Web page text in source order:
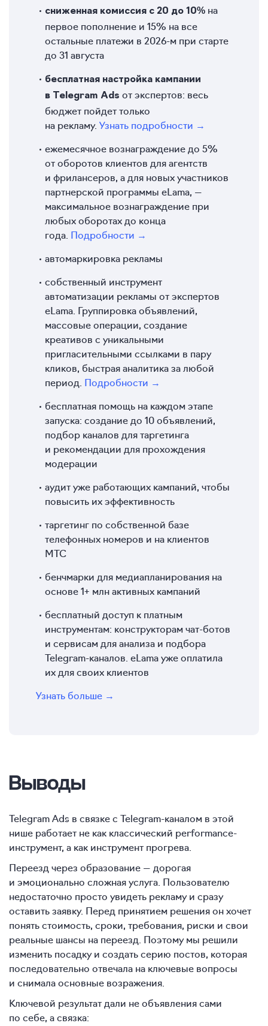
сниженная комиссия с 20 до 10% на
первое пополнение и 15% на все
остальные платежи в 2026-м при старте
до 31 августа
бесплатная настройка кампании
в Telegram Ads от экспертов: весь
бюджет пойдет только
на рекламу. Узнать подробности →
ежемесячное вознаграждение до 5%
от оборотов клиентов для агентств
и фрилансеров, а для новых участников
партнерской программы eLama, —
максимальное вознаграждение при
любых оборотах до конца
года. Подробности →
автомаркировка рекламы
собственный инструмент
автоматизации рекламы от экспертов
eLama. Группировка объявлений,
массовые операции, создание
креативов с уникальными
пригласительными ссылками в пару
кликов, быстрая аналитика за любой
период. Подробности →
бесплатная помощь на каждом этапе
запуска: создание до 10 объявлений,
подбор каналов для таргетинга
и рекомендации для прохождения
модерации
аудит уже работающих кампаний, чтобы
повысить их эффективность
таргетинг по собственной базе
телефонных номеров и на клиентов
МТС
бенчмарки для медиапланирования на
основе 1+ млн активных кампаний
бесплатный доступ к платным
инструментам: конструкторам чат-ботов
и сервисам для анализа и подбора
Telegram-каналов. eLama уже оплатила
их для своих клиентов
Узнать больше →
Выводы
Telegram Ads в связке с Telegram-каналом в этой
нише работает не как классический performance-
инструмент, а как инструмент прогрева.
Переезд через образование — дорогая
и эмоционально сложная услуга. Пользователю
недостаточно просто увидеть рекламу и сразу
оставить заявку. Перед принятием решения он хочет
понять стоимость, сроки, требования, риски и свои
реальные шансы на переезд. Поэтому мы решили
изменить посадку и создать серию постов, которая
последовательно отвечала на ключевые вопросы
и снимала основные возражения.
Ключевой результат дали не объявления сами
по себе, а связка: